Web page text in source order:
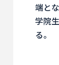
端と
学院
る。